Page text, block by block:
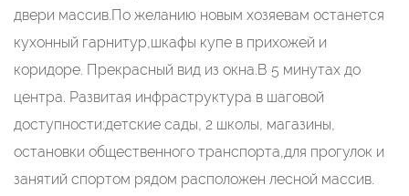
двери массив.По желанию новым хозяевам останется
кухонный гарнитур,шкафы купе в прихожей и
коридоре. Прекрасный вид из окна.В 5 минутах до
центра. Развитая инфраструктура в шаговой
доступности:детские сады, 2 школы, магазины,
остановки общественного транспорта,для прогулок и
занятий спортом рядом расположен лесной массив.